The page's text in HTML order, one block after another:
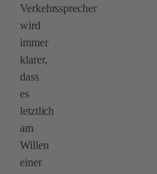
Verkehrssprecher
wird
immer
klarer,
dass
es
letztlich
am
Willen
einer